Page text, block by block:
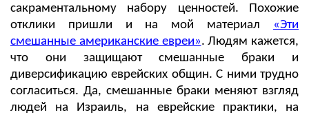
сакраментальному набору ценностей. Похожие
отклики пришли и на мой материал
«Эти
смешанные американские евреи». Людям кажется,
что они защищают смешанные браки и
диверсификацию еврейских общин. С ними трудно
согласиться. Да, смешанные браки меняют взгляд
людей на Израиль, на еврейские практики, на